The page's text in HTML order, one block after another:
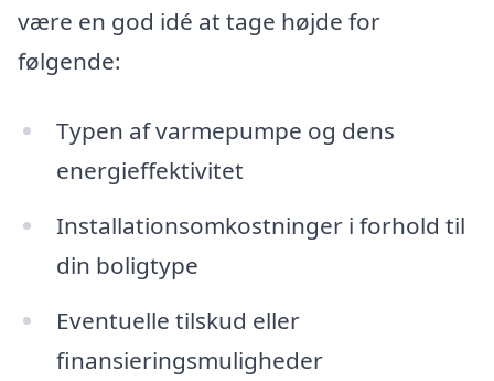
være en god idé at tage højde for
følgende:
Typen af varmepumpe og dens
energieffektivitet
Installationsomkostninger i forhold til
din boligtype
Eventuelle tilskud eller
finansieringsmuligheder